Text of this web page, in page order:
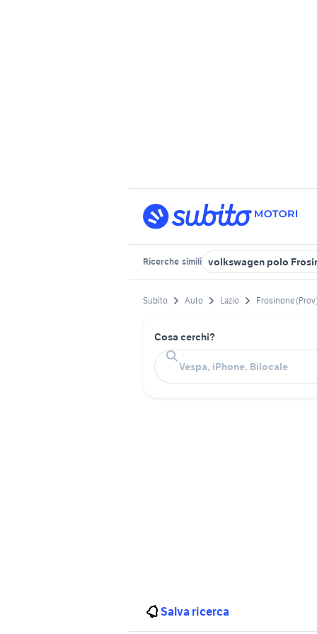
Ricerche simili volkswagen polo
Subito Auto Lazio Frosinone
Cosa cerchi?
Salva ricerca